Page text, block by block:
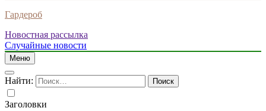
Гардероб
Новостная рассылка
Случайные новости
Меню
Найти:
Заголовки